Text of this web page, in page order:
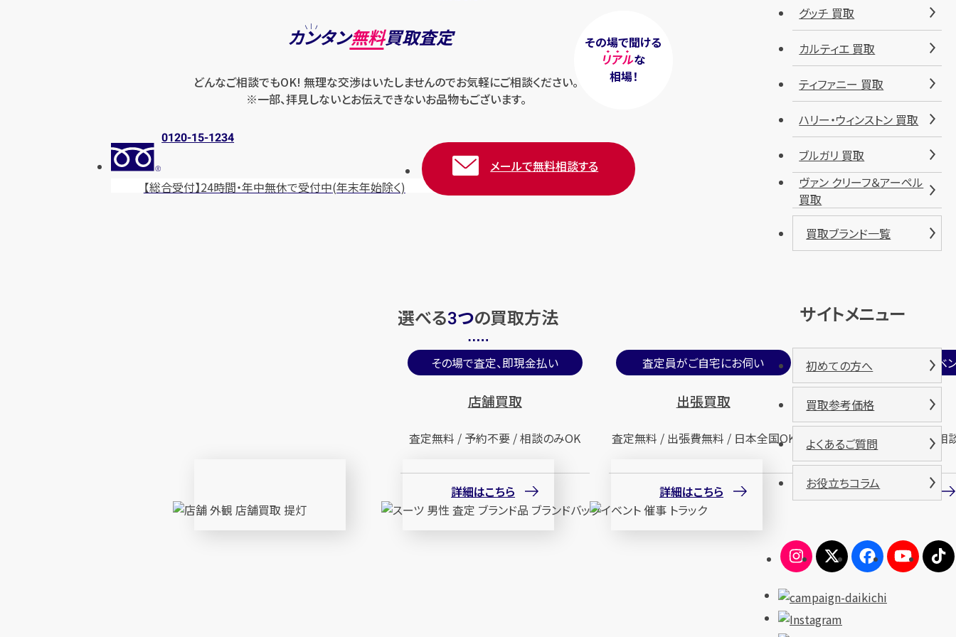
その場で聞ける
リアルな
相場！
カンタン無料買取査定
どんなご相談でもOK! 無理な交渉はいたしませんのでお気軽にご相談ください。
※一部、拝見しないとお伝えできないお品物もございます。
0120-15-1234
【総合受付】24時間・年中無休で受付中(年末年始除く)
メールで無料相談する
選べる3つの買取方法
その場で査定、即現金払い
店舗買取
査定無料 / 予約不要 / 相談のみOK
詳細はこちら
査定員がご自宅にお伺い
出張買取
査定無料 / 出張費無料 / 日本全国OK
詳細はこちら
期間限定買取イベ
催事買取
査定無料 / 来場無料 / 相
詳細はこちら
グッチ 買取
カルティエ 買取
ティファニー 買取
ハリー・ウィンストン 買取
ブルガリ 買取
ヴァン クリーフ＆アーペル
買取
買取ブランド一覧
サイトメニュー
初めての方へ
買取参考価格
よくあるご質問
お役立ちコラム